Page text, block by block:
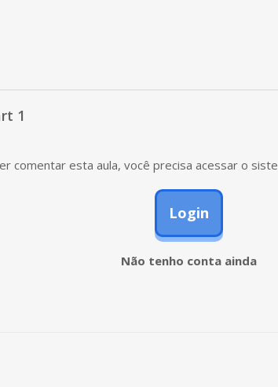
1
comentar esta aula, você precisa acessar o
Login
Não tenho conta ainda